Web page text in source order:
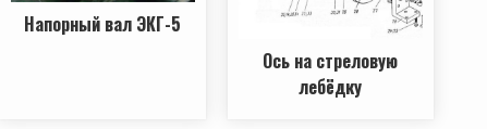
Напорный вал ЭКГ-5
Ось на стреловую
лебёдку